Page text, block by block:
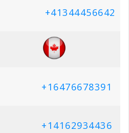
+41344456642
+16476678391
+14162934436